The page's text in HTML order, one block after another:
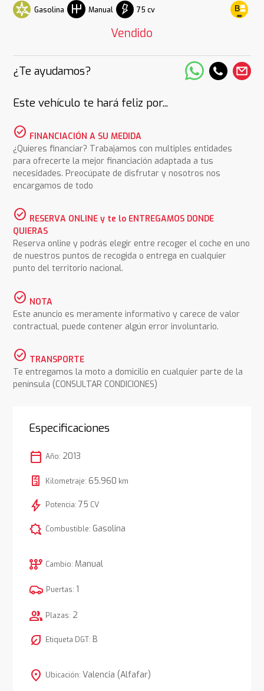
Gasolina Manual 75 cv
Vendido
¿Te ayudamos?
Este vehículo te hará feliz por...
check_circle FINANCIACIÓN A SU MEDIDA
¿Quieres financiar? Trabajamos con multiples entidades
para ofrecerte la mejor financiación adaptada a tus
necesidades. Preocúpate de disfrutar y nosotros nos
encargamos de todo
check_circle RESERVA ONLINE y te lo ENTREGAMOS DONDE
QUIERAS
Reserva online y podrás elegir entre recoger el coche en uno
de nuestros puntos de recogida o entrega en cualquier
punto del territorio nacional.
check_circle NOTA
Este anuncio es meramente informativo y carece de valor
contractual, puede contener algún error involuntario.
check_circle TRANSPORTE
Te entregamos la moto a domicilio en cualquier parte de la
península (CONSULTAR CONDICIONES)
Especificaciones
calendar_today Año: 2013
Kilometraje: 65.960 km
bolt Potencia: 75 CV
comic_bubble Combustible: Gasolina
auto_transmission Cambio: Manual
Puertas: 1
group Plazas: 2
nest_eco_leaf Etiqueta DGT: B
location_on Ubicación: Valencia (Alfafar)